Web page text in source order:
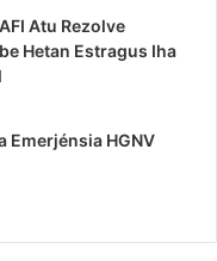
Atu Rezolve
Hetan Estragus Iha
Emerjénsia HGNV